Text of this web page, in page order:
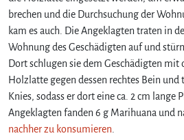
brechen und die Durchsuchung der
kam es auch. Die Angeklagten traten in
Wohnung des Geschädigten auf und
Dort schlugen sie dem Geschädigten
Holzlatte gegen dessen rechtes Bein
Knies, sodass er dort eine ca. 2 cm lange
Angeklagten fanden 6 g Marihuana und
nachher zu konsumieren